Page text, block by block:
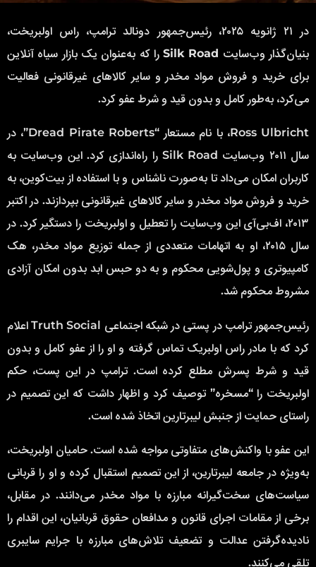
در ۲۱ ژانویه ۲۰۲۵، رئیس‌جمهور دونالد ترامپ، راس اولبریخت،
بنیان‌گذار وب‌سایت Silk Roadرا که به‌عنوان یک بازار سیاه آنلاین
برای خرید و فروش مواد مخدر و سایر کالاهای غیرقانونی فعالیت
می‌کرد، به‌طور کامل و بدون قید و شرط عفو کرد.
Ross Ulbricht، با نام مستعار “Dread Pirate Roberts”، در
سال ۲۰۱۱ وب‌سایت Silk Road را راه‌اندازی کرد. این وب‌سایت به
کاربران امکان می‌داد تا به‌صورت ناشناس و با استفاده از بیت‌کوین، به
خرید و فروش مواد مخدر و سایر کالاهای غیرقانونی بپردازند. در اکتبر
۲۰۱۳، اف‌بی‌آی این وب‌سایت را تعطیل و اولبریخت را دستگیر کرد. در
سال ۲۰۱۵، او به اتهامات متعددی از جمله توزیع مواد مخدر، هک
کامپیوتری و پول‌شویی محکوم و به دو حبس ابد بدون امکان آزادی
مشروط محکوم شد.
رئیس‌جمهور ترامپ در پستی در شبکه اجتماعی Truth Social اعلام
کرد که با مادر راس اولبریک تماس گرفته و او را از عفو کامل و بدون
قید و شرط پسرش مطلع کرده است. ترامپ در این پست، حکم
اولبریخت را “مسخره” توصیف کرد و اظهار داشت که این تصمیم در
راستای حمایت از جنبش لیبرتارین اتخاذ شده است.
این عفو با واکنش‌های متفاوتی مواجه شده است. حامیان اولبریخت،
به‌ویژه در جامعه لیبرتارین، از این تصمیم استقبال کرده و او را قربانی
سیاست‌های سخت‌گیرانه مبارزه با مواد مخدر می‌دانند. در مقابل،
برخی از مقامات اجرای قانون و مدافعان حقوق قربانیان، این اقدام را
نادیده‌گرفتن عدالت و تضعیف تلاش‌های مبارزه با جرایم سایبری
تلقی می‌کنند.